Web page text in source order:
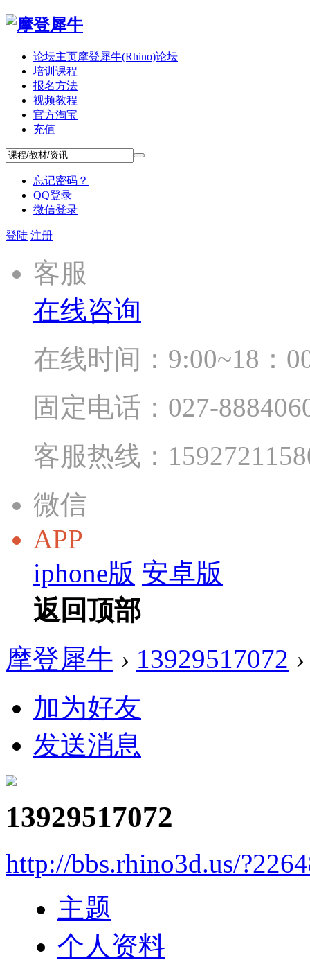
论坛主页摩登犀牛(Rhino)论坛
培训课程
报名方法
视频教程
官方淘宝
充值
忘记密码？
QQ登录
微信登录
登陆 注册
客服
在线咨询
在线时间：9:00~18：
固定电话：027-
客服热线：
微信
APP
iphone版 安卓版
返回顶部
摩登犀牛 › 13929517072 ›
加为好友
发送消息
13929517072
http://bbs.rhino3d.us/
主题
个人资料